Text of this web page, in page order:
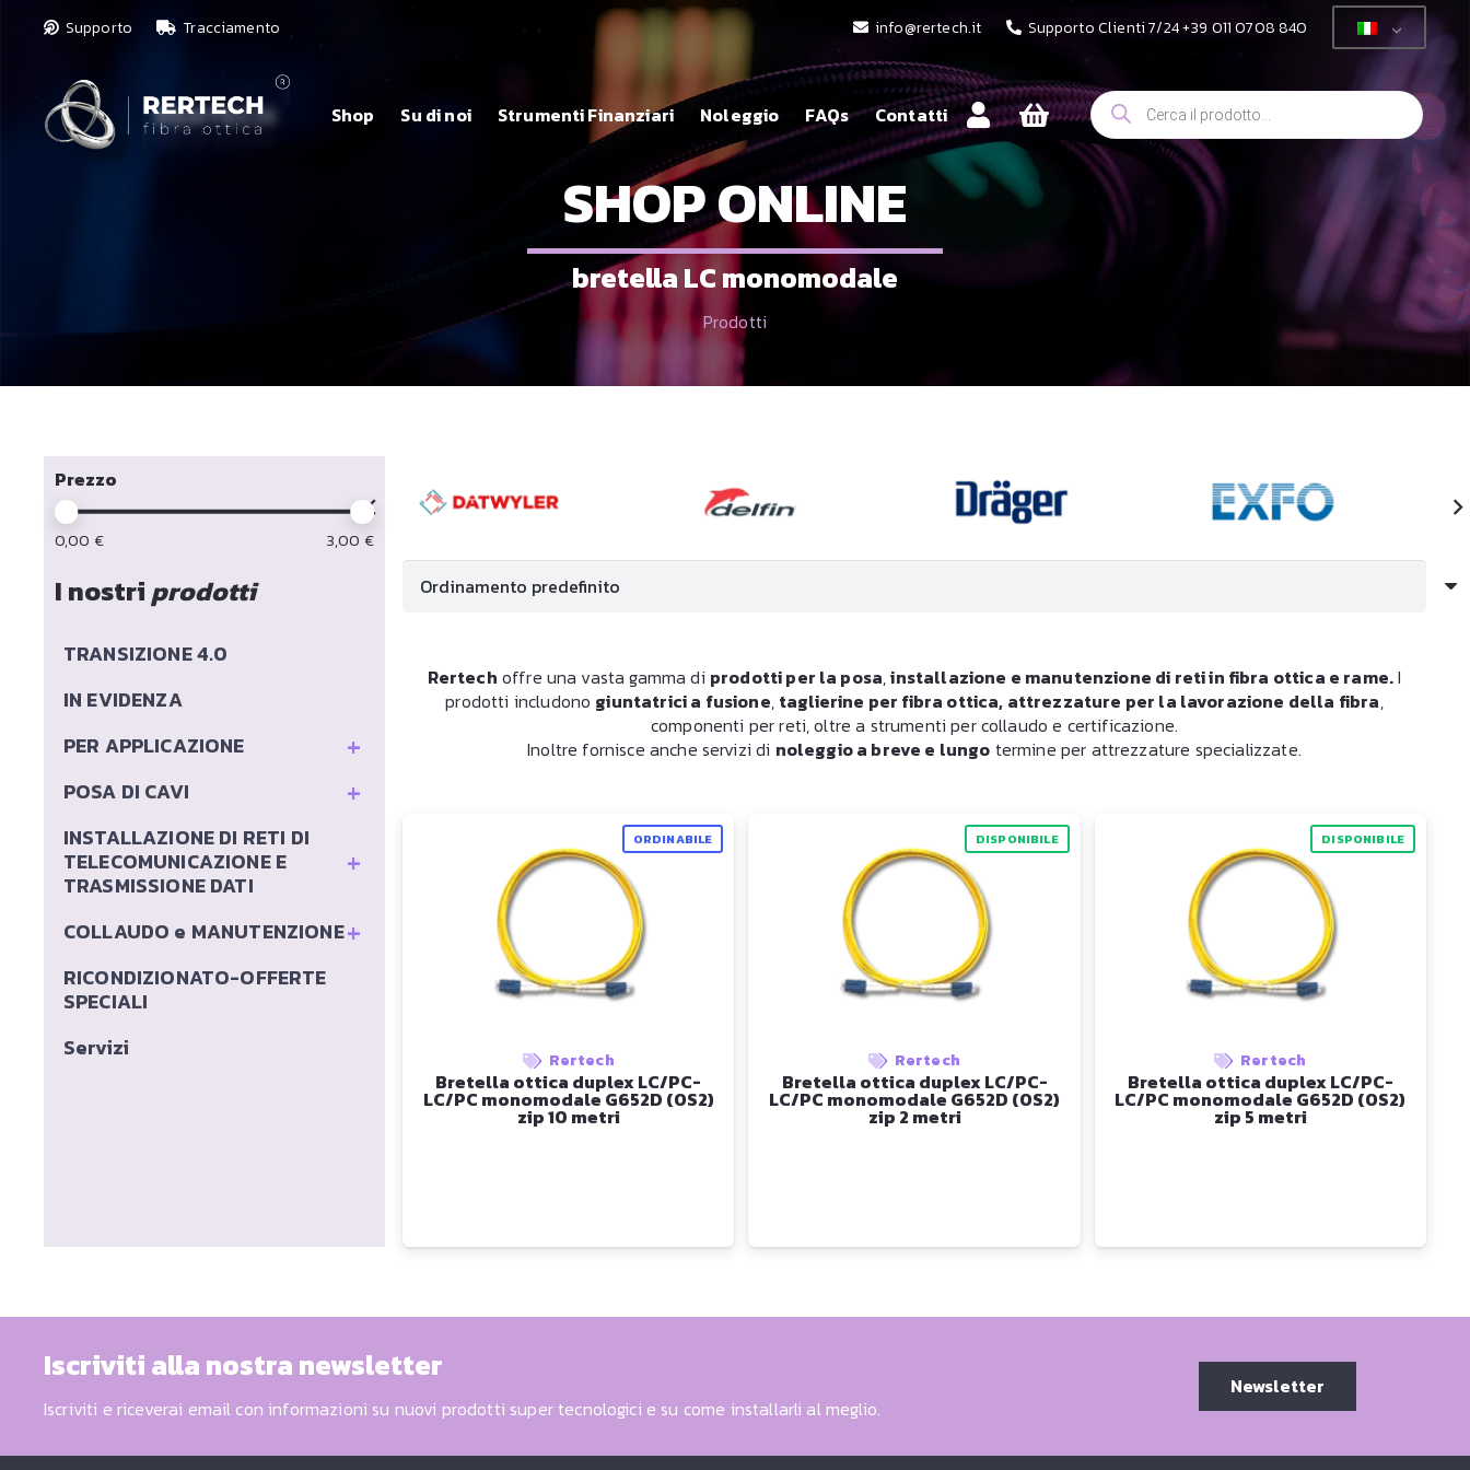
Supporto Tracciamento info@rertech.it Supporto Clienti 7/24 +39 011 0708 840
Shop Su di noi Strumenti Finanziari Noleggio FAQs Contatti Ricerca
prodotti
SHOP ONLINE
bretella LC monomodale
Prodotti
Prezzo
0,00 € 3,00 €
I nostri prodotti
TRANSIZIONE 4.0
IN EVIDENZA
+
PER APPLICAZIONE
+
POSA DI CAVI
+
INSTALLAZIONE DI RETI DI
TELECOMUNICAZIONE E
TRASMISSIONE DATI
+
COLLAUDO e MANUTENZIONE
RICONDIZIONATO-OFFERTE
SPECIALI
Servizi
Rertech offre una vasta gamma di prodotti per la posa,installazione e manutenzione di reti in fibra ottica e rame.I
prodotti includono giuntatrici a fusione, taglierine per fibra ottica, attrezzature per la lavorazione della fibra,
componenti per reti, oltre a strumenti per collaudo e certificazione.
Inoltre fornisce anche servizi di noleggio a breve e lungo termine per attrezzature specializzate.
ORDINABILE
Rertech
Bretella ottica duplex LC/PC-
LC/PC monomodale G652D (OS2)
zip 10 metri
DISPONIBILE
Rertech
Bretella ottica duplex LC/PC-
LC/PC monomodale G652D (OS2)
zip 2 metri
DISPONIBILE
Rertech
Bretella ottica duplex LC/PC-
LC/PC monomodale G652D (OS2)
zip 5 metri
Iscriviti alla nostra newsletter
Iscriviti e riceverai email con informazioni su nuovi prodotti super tecnologici e su come installarli al meglio.
Newsletter